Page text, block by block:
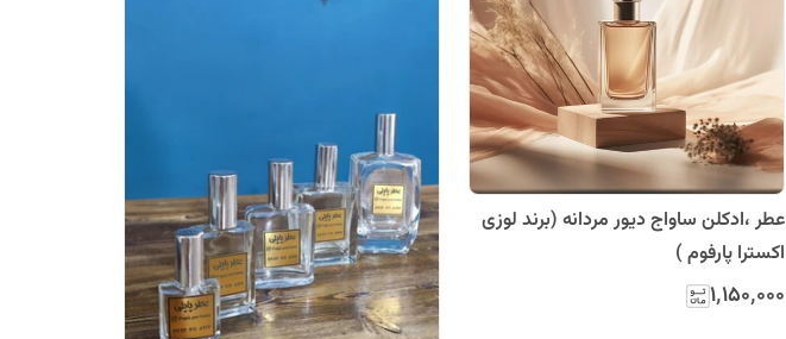
عطر ،ادکلن ساواج دیور مردانه (برند لوزی
اکسترا پارفوم )
۱٬۱۵۰٬۰۰۰